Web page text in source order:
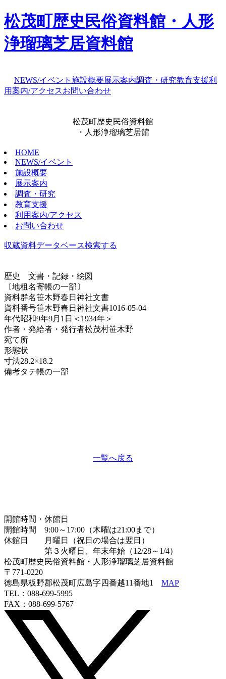
松茂町歴史民俗資料館・人形
浄瑠璃芝居資料館
NEWS/イベント 施設概要展示案内調査・研究教育支援利
用案内/アクセスお問い合わせ
松茂町歴史民俗資料館
・人形浄瑠璃芝居館
HOME
NEWS/イベント
施設概要
展示案内
調査・研究
教育支援
利用案内/アクセス
お問い合わせ
収蔵資料データベース検索する
歴史
文書・記録・絵図
〔地租名寄帳の一部〕
資料群名笹木野春日神社文書
資料番号笹木野春日神社文書1016-05-04
年代昭和9年9月1日＜1934年＞
作者・発給者・発行者松茂村笹木野
宛て所
形態状
寸法28.2×18.2
備考タテ帳の一部
一覧へ戻る
開館時間・休館日
開館時間 9:00～17:00（木曜は21:00まで）
休館日 月曜日（祝日の場合は翌日）
第３火曜日、年末年始（12/28～1/4）
松茂町歴史民俗資料館・人形浄瑠璃芝居資料館
〒771-0220
徳島県板野郡松茂町広島字四番越11番地1 MAP
TEL：088-699-5995
FAX：088-699-5767